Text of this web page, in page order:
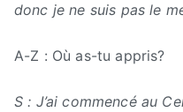
donc je ne suis pas le
A-Z : Où as-tu appris?
S : J’ai commencé au